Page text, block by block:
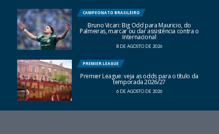
CAMPEONATO BRASILEIRO
Bruno Vicari: Big Odd para Mauricio, do
Palmeiras, marcar ou dar assistência contra o
Internacional
8 DE AGOSTO DE 2026
PREMIER LEAGUE
Premier League: veja as odds para o título da
temporada 2026/27
6 DE AGOSTO DE 2026